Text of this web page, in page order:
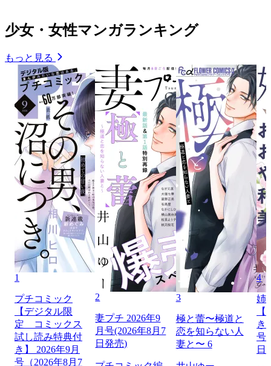
少女・女性マンガランキング
もっと見る
1
プチコミック
【デジタル限
定 コミックス
試し読み特典付
き】 2026年9月
号（2026年8月7
2
妻プチ 2026年9
月号(2026年8月7
日発売)
3
極と蕾〜極道と
恋を知らない人
妻と〜 6
4
姉
き
号
日